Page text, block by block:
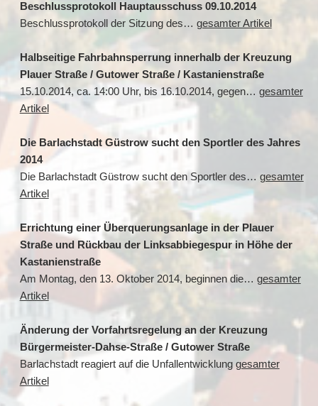
Beschlussprotokoll Hauptausschuss 09.10.2014
Beschlussprotokoll der Sitzung des… gesamter Artikel
Halbseitige Fahrbahnsperrung innerhalb der Kreuzung
Plauer Straße / Gutower Straße / Kastanienstraße
15.10.2014, ca. 14:00 Uhr, bis 16.10.2014, gegen… gesamter
Artikel
Die Barlachstadt Güstrow sucht den Sportler des Jahres
2014
Die Barlachstadt Güstrow sucht den Sportler des… gesamter
Artikel
Errichtung einer Überquerungsanlage in der Plauer
Straße und Rückbau der Linksabbiegespur in Höhe der
Kastanienstraße
Am Montag, den 13. Oktober 2014, beginnen die… gesamter
Artikel
Änderung der Vorfahrtsregelung an der Kreuzung
Bürgermeister-Dahse-Straße / Gutower Straße
Barlachstadt reagiert auf die Unfallentwicklung gesamter
Artikel